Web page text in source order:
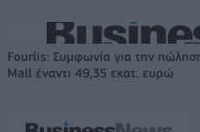
Fourlis: Συμφωνία για την
Mall έναντι 49,35 εκατ. ευρώ